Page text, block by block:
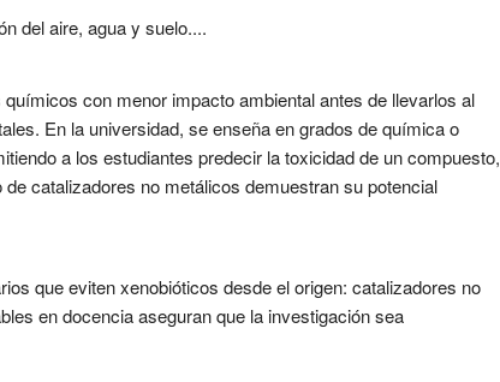
del aire, agua y suelo....
con menor impacto ambiental antes de llevarlos al
En la universidad, se enseña en grados de química o
a los estudiantes predecir la toxicidad de un compuesto,
catalizadores no metálicos demuestran su potencial
que eviten xenobióticos desde el origen: catalizadores no
en docencia aseguran que la investigación sea